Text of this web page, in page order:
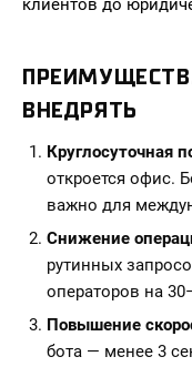
клиентов до
ВНЕДРЯТЬ
Круглосуточная
откроется офис.
важно для
Снижение
рутинных
операторов на
Повышение
бота — менее 3